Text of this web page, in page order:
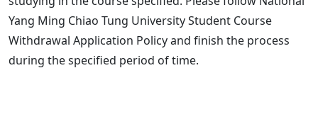
Yang Ming Chiao Tung University Student Course
Withdrawal Application Policy and finish the process
during the specified period of time.